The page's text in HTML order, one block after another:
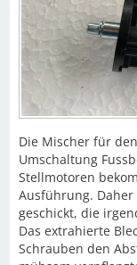
Die Mischer für
Umschaltung
Stellmotoren
Ausführung.
geschickt, die
Das extrahierte
Schrauben den